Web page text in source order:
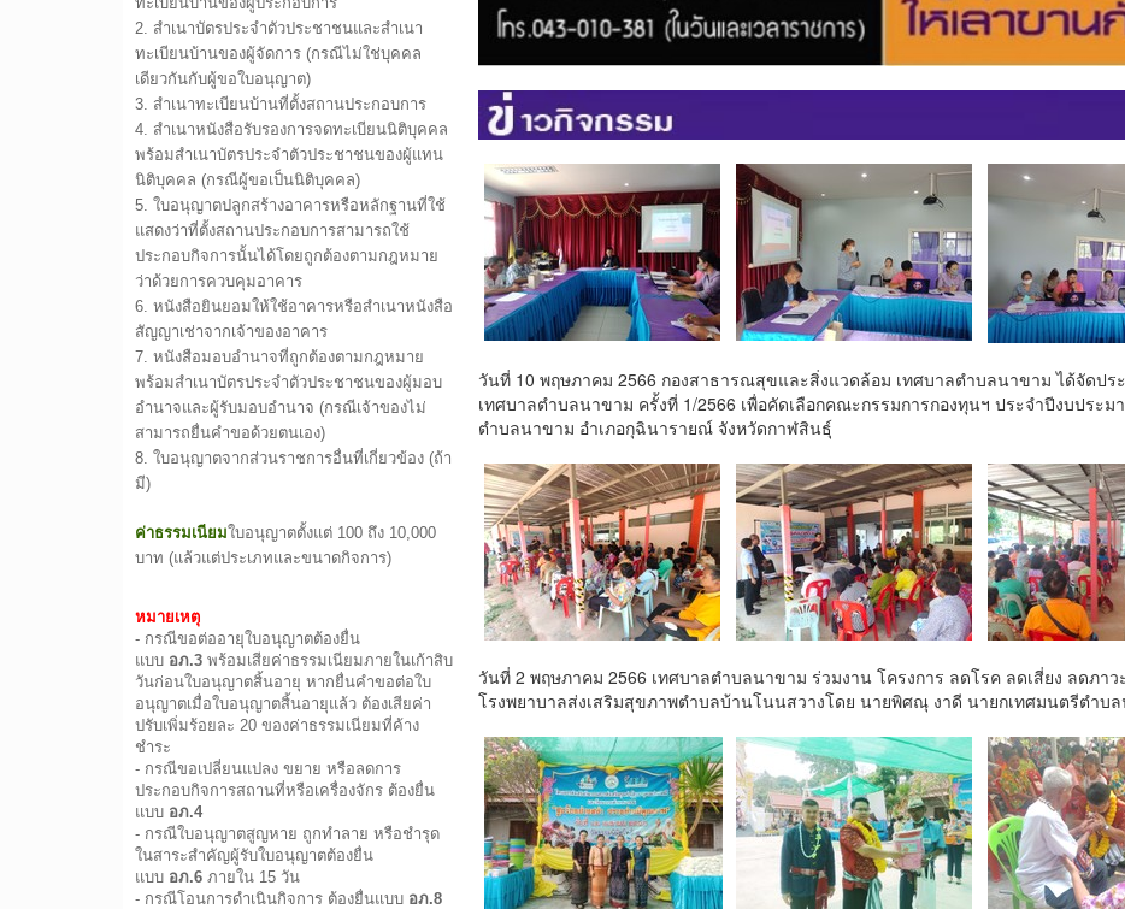
2. สำเนาบัตรประจำตัวประชาชนและสำเนา
ทะเบียนบ้านของผู้จัดการ (กรณีไม่ใช่บุคคล
เดียวกันกับผู้ขอใบอนุญาต)
3. สำเนาทะเบียนบ้านที่ตั้งสถานประกอบการ
4. สำเนาหนังสือรับรองการจดทะเบียนนิติบุคคล
พร้อมสำเนาบัตรประจำตัวประชาชนของผู้แทน
นิติบุคคล (กรณีผู้ขอเป็นนิติบุคคล)
5. ใบอนุญาตปลูกสร้างอาคารหรือหลักฐานที่ใช้
แสดงว่าที่ตั้งสถานประกอบการสามารถใช้
ประกอบกิจการนั้นได้โดยถูกต้องตามกฎหมาย
ว่าด้วยการควบคุมอาคาร
6. หนังสือยินยอมให้ใช้อาคารหรือสำเนาหนังสือ
สัญญาเช่าจากเจ้าของอาคาร
7. หนังสือมอบอำนาจที่ถูกต้องตามกฎหมาย
พร้อมสำเนาบัตรประจำตัวประชาชนของผู้มอบ
อำนาจและผู้รับมอบอำนาจ (กรณีเจ้าของไม่
สามารถยื่นคำขอด้วยตนเอง)
8. ใบอนุญาตจากส่วนราชการอื่นที่เกี่ยวข้อง (ถ้า
มี)
ค่าธรรมเนียมใบอนุญาตตั้งแต่ 100 ถึง 10,000
บาท (แล้วแต่ประเภทและขนาดกิจการ)
หมายเหตุ
- กรณีขอต่ออายุใบอนุญาตต้องยื่น
แบบ อภ.3 พร้อมเสียค่าธรรมเนียมภายในเก้าสิบ
วันก่อนใบอนุญาตสิ้นอายุ หากยื่นคำขอต่อใบ
อนุญาตเมื่อใบอนุญาตสิ้นอายุแล้ว ต้องเสียค่า
ปรับเพิ่มร้อยละ 20 ของค่าธรรมเนียมที่ค้าง
ชำระ
- กรณีขอเปลี่ยนแปลง ขยาย หรือลดการ
ประกอบกิจการสถานที่หรือเครื่องจักร ต้องยื่น
แบบ อภ.4
- กรณีใบอนุญาตสูญหาย ถูกทำลาย หรือชำรุด
ในสาระสำคัญผู้รับใบอนุญาตต้องยื่น
แบบ อภ.6 ภายใน 15 วัน
- กรณีโอนการดำเนินกิจการ ต้องยื่นแบบ อภ.8
วันที่ 10 พฤษภาคม 2566 กองสาธารณสุขและสิ่งแวดล้อม เทศบาลตำบลนาขาม ได้จัดป
เทศบาลตำบลนาขาม ครั้งที่ 1/2566 เพื่อคัดเลือกคณะกรรมการกองทุนฯ ประจำปีงบปร
ตำบลนาขาม อำเภอกุฉินารายณ์ จังหวัดกาฬสินธุ์
วันที่ 2 พฤษภาคม 2566 เทศบาลตำบลนาขาม ร่วมงาน โครงการ ลดโรค ลดเสี่ยง ลดภ
โรงพยาบาลส่งเสริมสุขภาพตำบลบ้านโนนสวางโดย นายพิศณุ งาดี นายกเทศมนตรีตำบ